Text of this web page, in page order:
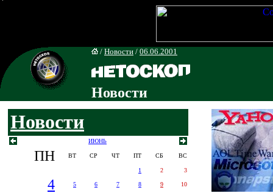
/ Новости / 06.06.2001
Новости
Новости
ИЮНЬ
ПН ВТ СР ЧТ ПТ СБ ВС
1 2 3
4 5 6 7 8 9 10